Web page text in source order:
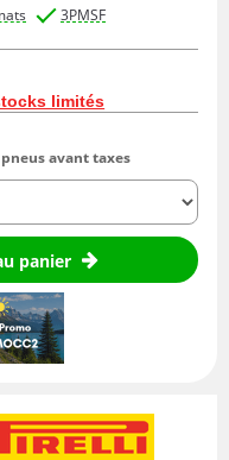
3PMSF
limités
avant taxes
panier